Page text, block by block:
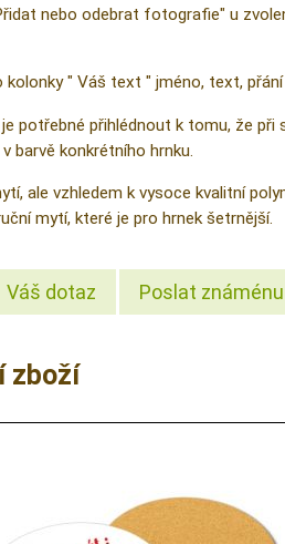
nebo odebrat fotografie" u
" Váš text " jméno, text,
potřebné přihlédnout k tomu, že
barvě konkrétního hrnku.
ale vzhledem k vysoce kvalitní
mytí, které je pro hrnek šetrnější.
Váš dotaz Poslat známénu
zboží